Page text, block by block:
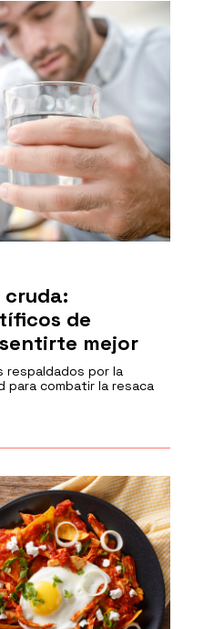
cruda:
de
mejor
respaldados por la
para combatir la resaca